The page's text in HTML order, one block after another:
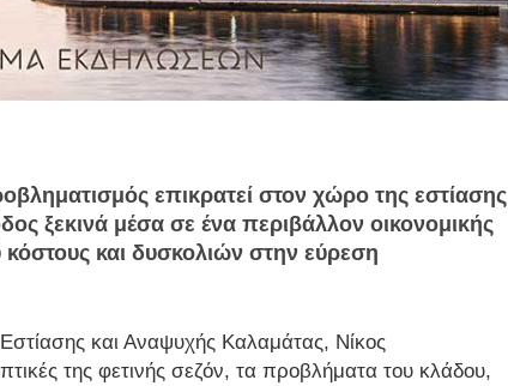
επικρατεί στον χώρο της εστίασης
ξεκινά μέσα σε ένα περιβάλλον οικονομικής
κόστους και δυσκολιών στην εύρεση
και Αναψυχής Καλαμάτας, Νίκος
της φετινής σεζόν, τα προβλήματα του κλάδου,